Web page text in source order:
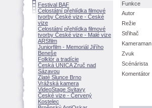
Festival BAF
Celostátní přehlídka filmové
tvorby České vize - České
vize
Celostátní přehlídka filmové
tvorby České vize - Malé vize
ARSfilm
Juniorfilm - Memoriál Jiřího
Beneše
Folklór a tradície
Česká UNICA Zruč nad
Sázavou
Zlaté Slunce Brno
Vrážská kamera
VideoStage Svitavy
České vize - Červený
Kostelec
Funkce
Autor
Režie
Střihač
Kameraman
Zvuk
Scénárista
Komentátor